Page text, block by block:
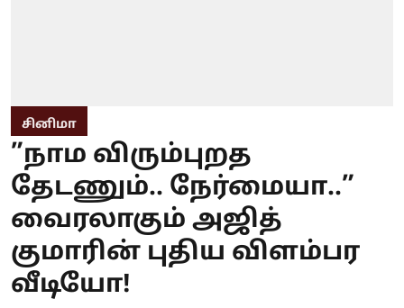
சினிமா
”நாம விரும்புறத
தேடணும்.. நேர்மையா..”
வைரலாகும் அஜித்
குமாரின் புதிய விளம்பர
வீடியோ!